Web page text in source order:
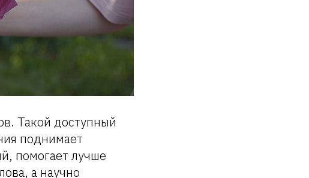
Такой доступный
поднимает
помогает лучше
а научно